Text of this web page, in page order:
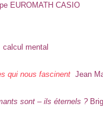
EUROMATH CASIO
mental
qui nous fascinent Jean
sont – ils éternels ?